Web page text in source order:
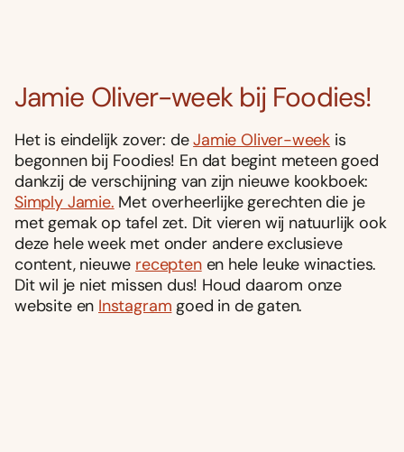
Jamie Oliver-week bij Foodies!
Het is eindelijk zover: deJamie Oliver-week is
begonnen bij Foodies! En dat begint meteen goed
dankzij de verschijning van zijn nieuwe kookboek:
Simply Jamie. Met overheerlijke gerechten die je
met gemak op tafel zet. Dit vieren wij natuurlijk ook
deze hele week met onder andere exclusieve
content, nieuwe receptenen hele leuke winacties.
Dit wil je niet missen dus! Houd daarom onze
website en Instagram goed in de gaten.